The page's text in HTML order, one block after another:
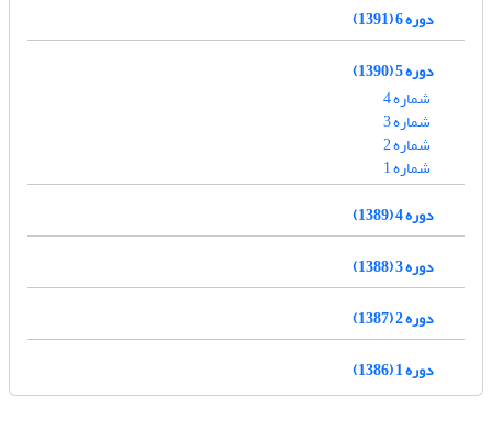
دوره 6 (1391)
دوره 5 (1390)
شماره 4
شماره 3
شماره 2
شماره 1
دوره 4 (1389)
دوره 3 (1388)
دوره 2 (1387)
دوره 1 (1386)